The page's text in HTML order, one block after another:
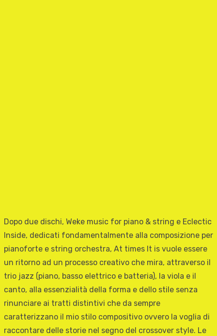
Dopo due dischi, Weke music for piano & string e Eclectic
Inside, dedicati fondamentalmente alla composizione per
pianoforte e string orchestra, At times It is vuole essere
un ritorno ad un processo creativo che mira, attraverso il
trio jazz (piano, basso elettrico e batteria), la viola e il
canto, alla essenzialità della forma e dello stile senza
rinunciare ai tratti distintivi che da sempre
caratterizzano il mio stilo compositivo ovvero la voglia di
raccontare delle storie nel segno del crossover style. Le